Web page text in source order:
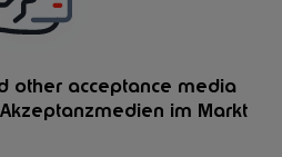
other acceptance media
im Markt